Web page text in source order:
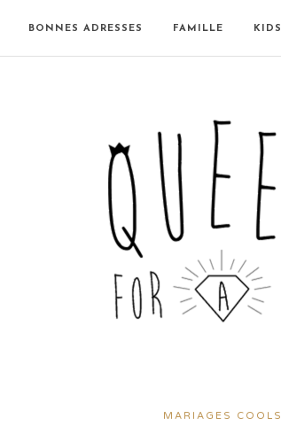
BONNES ADRESSES FAMILLE KIDS
MARIAGES COOLS